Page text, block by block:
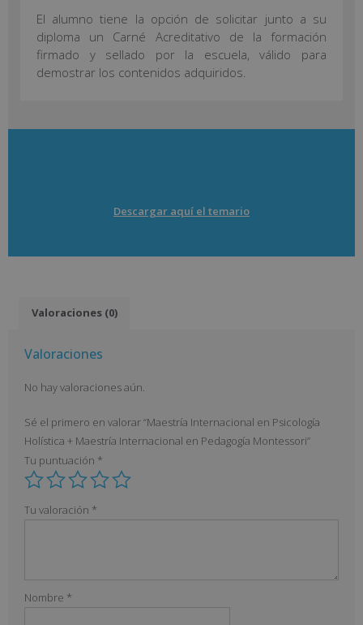
El alumno tiene la opción de solicitar junto a su
diploma un Carné Acreditativo de la formación
firmado y sellado por la escuela, válido para
demostrar los contenidos adquiridos.
Descargar aquí el temario
Valoraciones (0)
Valoraciones
No hay valoraciones aún.
Sé el primero en valorar “Maestría Internacional en Psicología
Holística + Maestría Internacional en Pedagogía Montessori”
Tu puntuación *
Tu valoración *
Nombre *